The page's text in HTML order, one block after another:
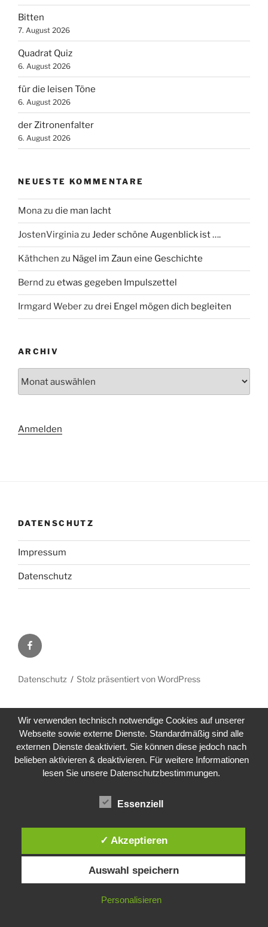
Bitten
7. August 2026
Quadrat Quiz
6. August 2026
für die leisen Töne
6. August 2026
der Zitronenfalter
6. August 2026
NEUESTE KOMMENTARE
Monazu die man lacht
JostenVirginiazu Jeder schöne Augenblick ist ….
Käthchen zu Nägel im Zaun eine Geschichte
Bernd zu etwas gegeben Impulszettel
Irmgard Weberzu drei Engel mögen dich begleiten
ARCHIV
Anmelden
DATENSCHUTZ
Impressum
Datenschutz
Facebook
Datenschutz Stolz präsentiert von WordPress
Wir verwenden technisch notwendige Cookies auf unserer
Webseite sowie externe Dienste. Standardmäßig sind alle
externen Dienste deaktiviert. Sie können diese jedoch nach
belieben aktivieren & deaktivieren. Für weitere Informationen
lesen Sie unsere Datenschutzbestimmungen.
Essenziell
✓ Akzeptieren
Auswahl speichern
Personalisieren